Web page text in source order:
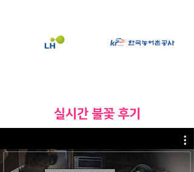
​실시간 불꽃 후기